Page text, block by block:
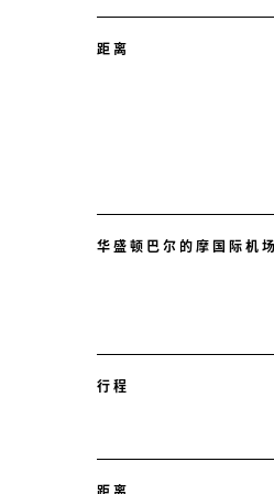
距离
华盛顿巴尔的摩国际机
行程